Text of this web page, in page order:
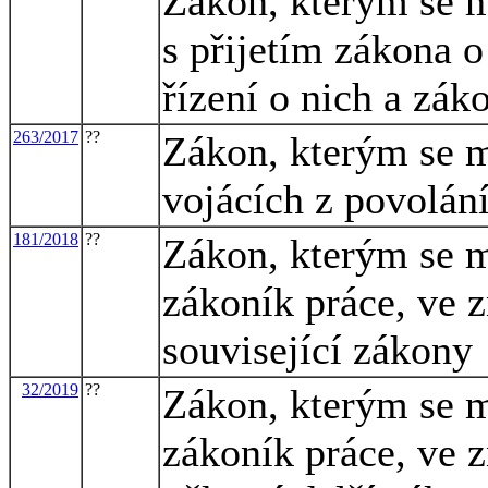
s přijetím zákona
řízení o nich a
263/2017 ??
Zákon, kterým se
vojácích z
181/2018 ??
Zákon, kterým se
zákoník práce, ve
související zákony
32/2019 ??
Zákon, kterým se
zákoník práce, ve